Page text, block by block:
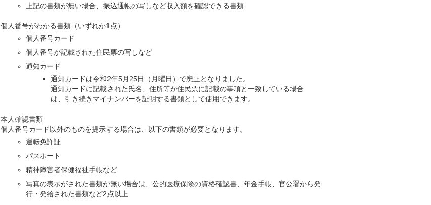
上記の書類が無い場合、振込通帳の写しなど収入額を確認できる書類
個人番号がわかる書類（いずれか1点）
個人番号カード
個人番号が記載された住民票の写しなど
通知カード
通知カードは令和2年5月25日（月曜日）で廃止となりました。
通知カードに記載された氏名、住所等が住民票に記載の事項と一致している場合
は、引き続きマイナンバーを証明する書類として使用できます。
本人確認書類
個人番号カード以外のものを提示する場合は、以下の書類が必要となります。
運転免許証
パスポート
精神障害者保健福祉手帳など
写真の表示がされた書類が無い場合は、公的医療保険の資格確認書、年金手帳、官公署から発
行・発給された書類など2点以上